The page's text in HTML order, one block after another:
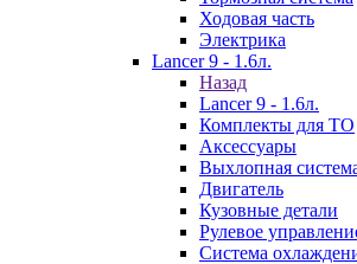
Ходовая часть
Электрика
Lancer 9 - 1.6л.
Назад
Lancer 9 - 1.6л.
Комплекты для ТО
Аксессуары
Выхлопная
Двигатель
Кузовные детали
Рулевое
Система